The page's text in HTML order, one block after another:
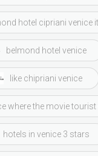
hotel cipriani venice
belmond hotel venice
like chipriani venice
where the movie
hotels in venice 3 stars